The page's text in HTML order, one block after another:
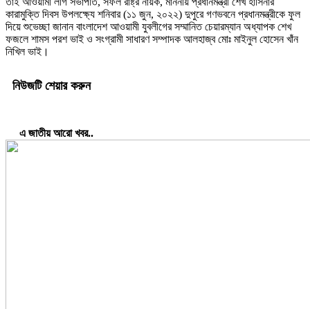
কারামুক্তি দিবস উপলক্ষ্যে শনিবার (১১ জুন, ২০২২) দুপুরে গণভবনে প্রধানমন্ত্রীকে ফুল
দিয়ে শুভেচ্ছা জানান বাংলাদেশ আওয়ামী যুবলীগের সম্মানিত চেয়ারম্যান অধ্যাপক শেখ
ফজলে শামস পরশ ভাই ও সংগ্রামী সাধারণ সম্পাদক আলহাজ্ব মোঃ মাইনুল হোসেন খাঁন
নিখিল ভাই।
নিউজটি শেয়ার করুন
এ জাতীয় আরো খবর..